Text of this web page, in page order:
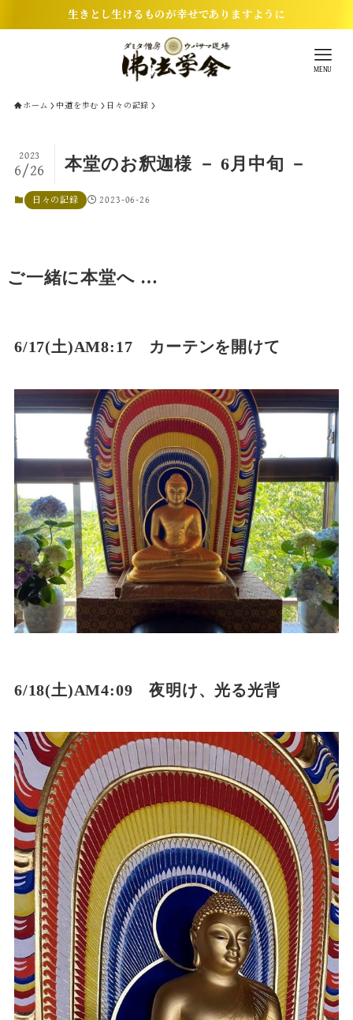
生きとし生けるものが幸せでありますように
MENU
ホーム 中道を歩む 日々の記録
本堂のお釈迦様 － 6月中旬 －
2023
6/26
日々の記録 2023-06-26
ご一緒に本堂へ …
6/17(土)AM8:17 カーテンを開けて
6/18(土)AM4:09 夜明け、光る光背